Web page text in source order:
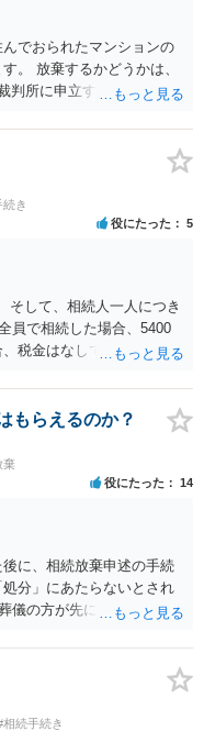
でおられたマンションの
。 放棄するかどうかは、
判所に申立すれば3カ月の
銀行やサラ金が数年も放置
が発見される可能性はほぼ
検討していた案件で、期間
払金など相当な財産が見
た。
き
役にたった 5
そして、相続人一人につき
員で相続した場合、5400
税金はなしです。 一人が
する方が税金はお得です。
、親がすべて相続と決める
枠は、全員で相続した540
相続すると、母から三人
ます。 そうすると、母が
が亡くなってから相続す
続をするのがおすすめと
る点はあるかもしれませ
と思います。
もらえるのか？
棄
役にたった 14
に、相続放棄申述の手続
分」にあたらないとされ
儀の方が先に来るのが通常
葬儀費用ならいくらでもよ
的儀式として当然認められ
。 もし、相続人の皆さん
葬儀を行った費用であれ
相続手続き